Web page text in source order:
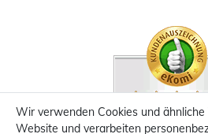
Wir verwenden Cookies und
Website und verarbeiten